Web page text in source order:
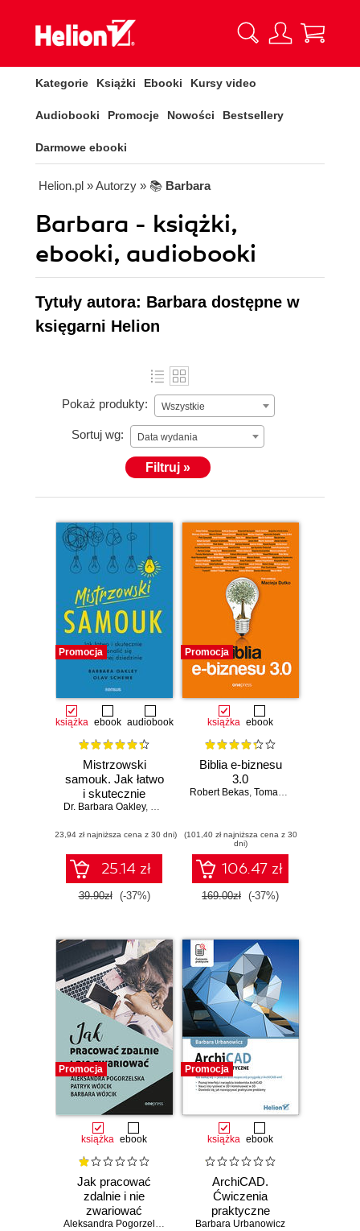
Kategorie Książki Ebooki Kursy video
Audiobooki Promocje Nowości Bestsellery
Darmowe ebooki
Helion.pl » Autorzy » 📚 Barbara
Barbara - książki,
ebooki, audiobooki
Tytuły autora: Barbara dostępne w
księgarni Helion
Pokaż produkty: Wszystkie
Sortuj wg: Data wydania
Filtruj »
Promocja
książka ebook audiobook
Mistrzowski
samouk. Jak łatwo
i skutecznie
doskonalić się w
Dr. Barbara Oakley, Olav Schewe
(23,94 zł najniższa cena z 30 dni)
25.14 zł
39.90zł (-37%)
Promocja
książka ebook
Biblia e-biznesu
3.0
Robert Bekas, Tomasz Burcon
(101,40 zł najniższa cena z 30
dni)
106.47 zł
169.00zł (-37%)
Promocja
książka ebook
Jak pracować
zdalnie i nie
zwariować
Aleksandra Pogorzelska Patryk Wójcik ,Barbara Wójcik
Promocja
książka ebook
ArchiCAD.
Ćwiczenia
praktyczne
Barbara Urbanowicz